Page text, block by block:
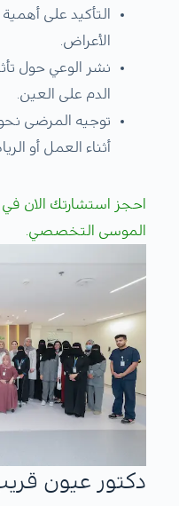
التأكيد على
الأعراض.
نشر الوعي حول
الدم على العين.
توجيه المرضى
أثناء العمل أو
احجز استشارتك الان في
الموسى التخصصي.
دكتور عيون